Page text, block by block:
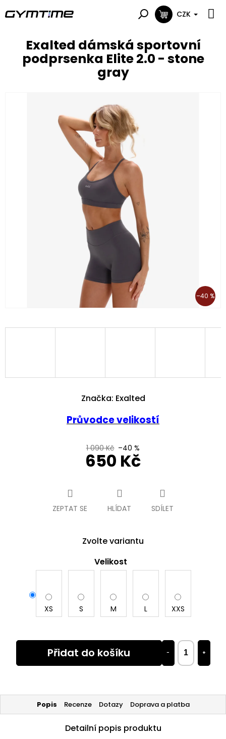
na
NÁKUPNÍ
CZK
Exalted dámská sportovní
podprsenka Elite 2.0 - stone
gray
–40 %
1 090 Kč –40 %
650 Kč
Zvolte variantu
Velikost
XS S M L XXS
+
−
Přidat do košíku
Průvodce velikostí
ZEPTAT SE HLÍDAT SDÍLET
Značka: Exalted
Popis Recenze Dotazy Doprava a platba
Detailní popis produktu